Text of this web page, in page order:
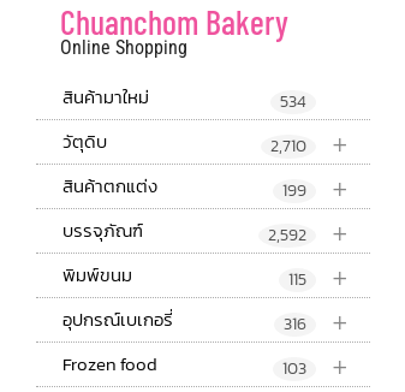
Chuanchom Bakery
Online Shopping
สินค้ามาใหม่ 534
+
วัตุดิบ 2,710
+
สินค้าตกแต่ง 199
+
บรรจุภัณฑ์ 2,592
+
พิมพ์ขนม 115
+
อุปกรณ์เบเกอรี่ 316
+
Frozen food 103